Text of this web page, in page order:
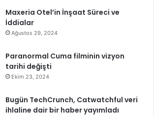
Maxeria Otel’in İnşaat Süreci ve
İddialar
Ağustos 29, 2024
Paranormal Cuma filminin vizyon
tarihi değişti
Ekim 23, 2024
Bugün TechCrunch, Catwatchful veri
ihlaline dair bir haber yayımladı